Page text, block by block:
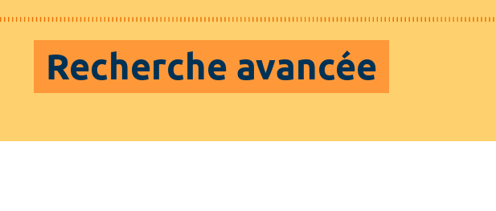
Recherche avancée